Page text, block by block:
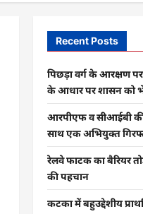
Recent Posts
पिछड़ा वर्ग के आरक्षण
के आधार पर शासन को
आरपीएफ व सीआईबी
साथ एक अभियुक्त
रेलवे फाटक का बैरियर
की पहचान
कटका में बहुउद्देशीय